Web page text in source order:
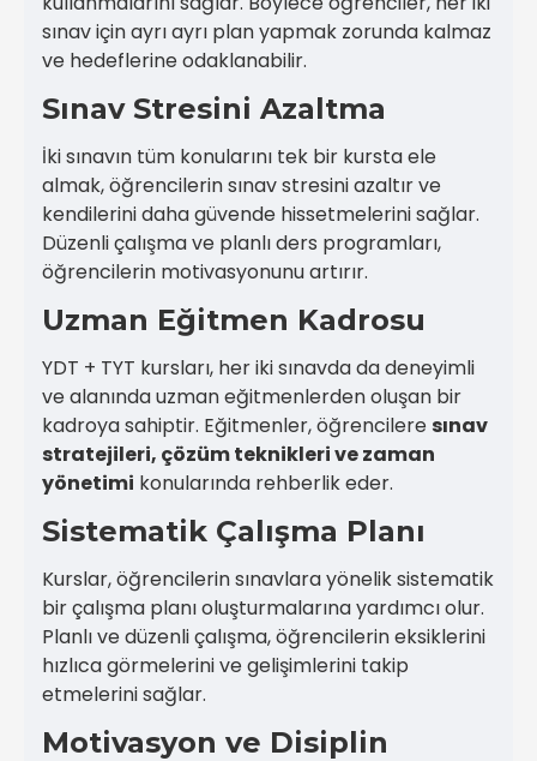
sınav için ayrı ayrı plan yapmak zorunda kalmaz
ve hedeflerine odaklanabilir.
Sınav Stresini Azaltma
İki sınavın tüm konularını tek bir kursta ele
almak, öğrencilerin sınav stresini azaltır ve
kendilerini daha güvende hissetmelerini sağlar.
Düzenli çalışma ve planlı ders programları,
öğrencilerin motivasyonunu artırır.
Uzman Eğitmen Kadrosu
YDT + TYT kursları, her iki sınavda da deneyimli
ve alanında uzman eğitmenlerden oluşan bir
kadroya sahiptir. Eğitmenler, öğrencilere sınav
stratejileri, çözüm teknikleri ve zaman
yönetimi konularında rehberlik eder.
Sistematik Çalışma Planı
Kurslar, öğrencilerin sınavlara yönelik sistematik
bir çalışma planı oluşturmalarına yardımcı olur.
Planlı ve düzenli çalışma, öğrencilerin eksiklerini
hızlıca görmelerini ve gelişimlerini takip
etmelerini sağlar.
Motivasyon ve Disiplin